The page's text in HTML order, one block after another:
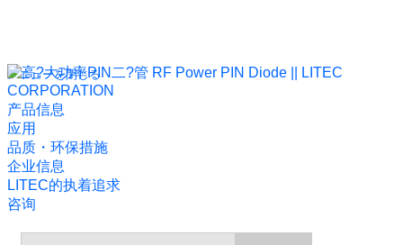
メニューを閉じる
产品信息
应用
品质・环保措施
企业信息
LITEC的执着追求
咨询
HOME 新闻发布 Archive for 2013 年
News Releases
Archive
News Releases of all